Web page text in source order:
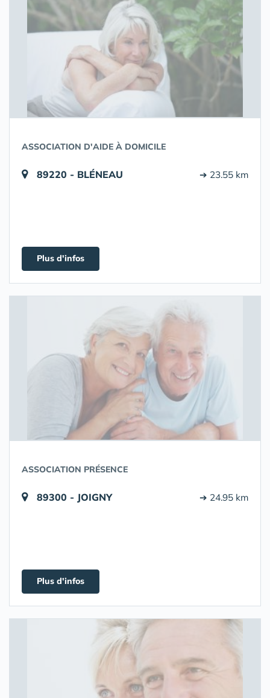
ASSOCIATION D'AIDE À DOMICILE
89220 - BLÉNEAU ➔ 23.55 km
Plus d'infos
ASSOCIATION PRÉSENCE
89300 - JOIGNY ➔ 24.95 km
Plus d'infos